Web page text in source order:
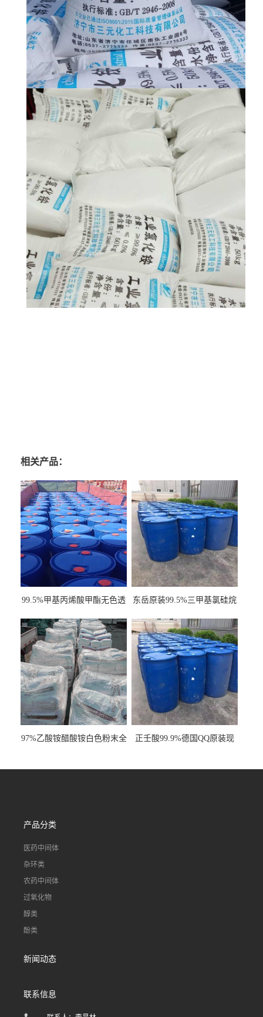
相关产品：
99.5%甲基丙烯酸甲酯无色透
东岳原装99.5%三甲基氯硅烷
97%乙酸铵醋酸铵白色粉末全
正壬酸99.9%德国QQ原装现
产品分类
医药中间体
杂环类
农药中间体
过氧化物
醇类
酚类
新闻动态
联系信息